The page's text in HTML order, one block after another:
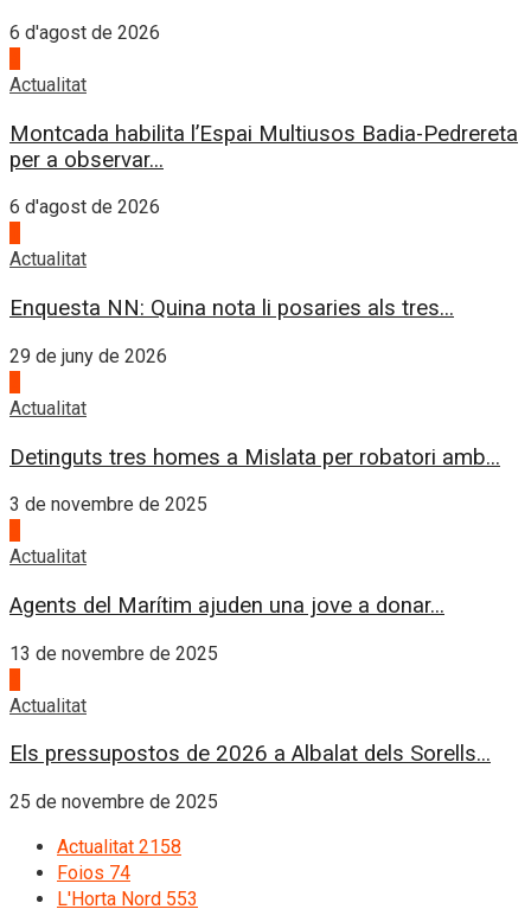
6 d'agost de 2026
Actualitat
Montcada habilita l’Espai Multiusos Badia-Pedrereta
per a observar...
6 d'agost de 2026
Actualitat
Enquesta NN: Quina nota li posaries als tres...
29 de juny de 2026
Actualitat
Detinguts tres homes a Mislata per robatori amb...
3 de novembre de 2025
Actualitat
Agents del Marítim ajuden una jove a donar...
13 de novembre de 2025
Actualitat
Els pressupostos de 2026 a Albalat dels Sorells...
25 de novembre de 2025
Actualitat 2158
Foios 74
L'Horta Nord 553